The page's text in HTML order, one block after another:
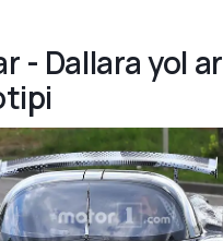
- Dallara yol